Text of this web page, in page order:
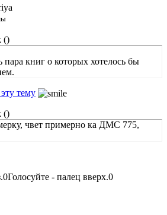
()
книг о которых хотелось бы
тему
()
чвет примерно ка ДМС 775,
0Голосуйте - палец вверх.0